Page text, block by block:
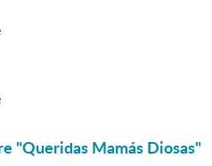
"Queridas Mamás Diosas"